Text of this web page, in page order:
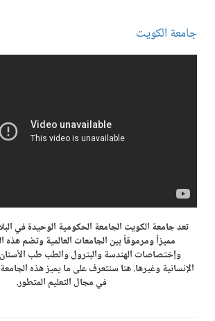
جامعة الكويت
تعد جامعة الكويت الجامعة الحكومية الوحيدة في
مميزاً ومرموقاً بين الجامعات العالمية وتضم هذه
وإختصاصات الهندسة والبترول والطب طب الأسنان
الإنسانية وغيرها. هنا سنتعرف على ما يميز هذه
في مجال التعليم المتطور.